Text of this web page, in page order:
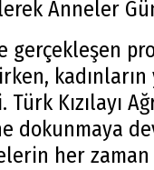
Anneler
gerçekleşen
kadınların
Kızılayı
dokunmaya
her zaman